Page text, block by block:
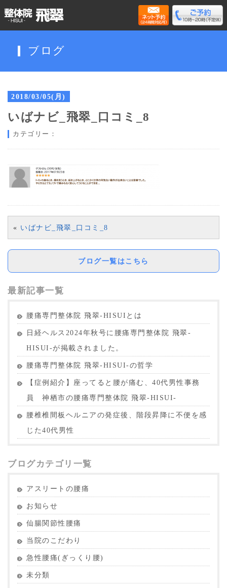
ブログ
2018/03/05(月)
いばナビ_飛翠_口コミ_8
カテゴリー：
« いばナビ_飛翠_口コミ_8
ブログ一覧はこちら
最新記事一覧
腰痛専門整体院 飛翠-HISUIとは
日経ヘルス2024年秋号に腰痛専門整体院 飛翠-
HISUI-が掲載されました。
腰痛専門整体院 飛翠-HISUI-の哲学
【症例紹介】座ってると腰が痛む、40代男性事務
員 神栖市の腰痛専門整体院 飛翠-HISUI-
腰椎椎間板ヘルニアの発症後、階段昇降に不便を感
じた40代男性
ブログカテゴリ一覧
アスリートの腰痛
お知らせ
仙腸関節性腰痛
当院のこだわり
急性腰痛(ぎっくり腰)
未分類